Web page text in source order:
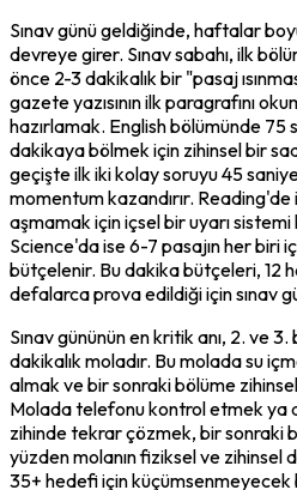
Sınav günü geldiğinde, haftalar
devreye girer. Sınav sabahı, ilk
önce 2-3 dakikalık bir "pasaj
gazete yazısının ilk paragrafını
hazırlamak. English bölümünde
dakikaya bölmek için zihinsel bir
geçişte ilk iki kolay soruyu 45
momentum kazandırır.
aşmamak için içsel bir uyarı sistemi
Science'da ise 6-7 pasajın her biri
bütçelenir. Bu dakika bütçeleri, 12
defalarca prova edildiği için sınav
Sınav gününün en kritik anı, 2. ve
dakikalık moladır. Bu molada su
almak ve bir sonraki bölüme
Molada telefonu kontrol etmek ya
zihinde tekrar çözmek, bir sonraki
yüzden molanın fiziksel ve zihinsel
35+ hedefi için küçümsenmeyecek